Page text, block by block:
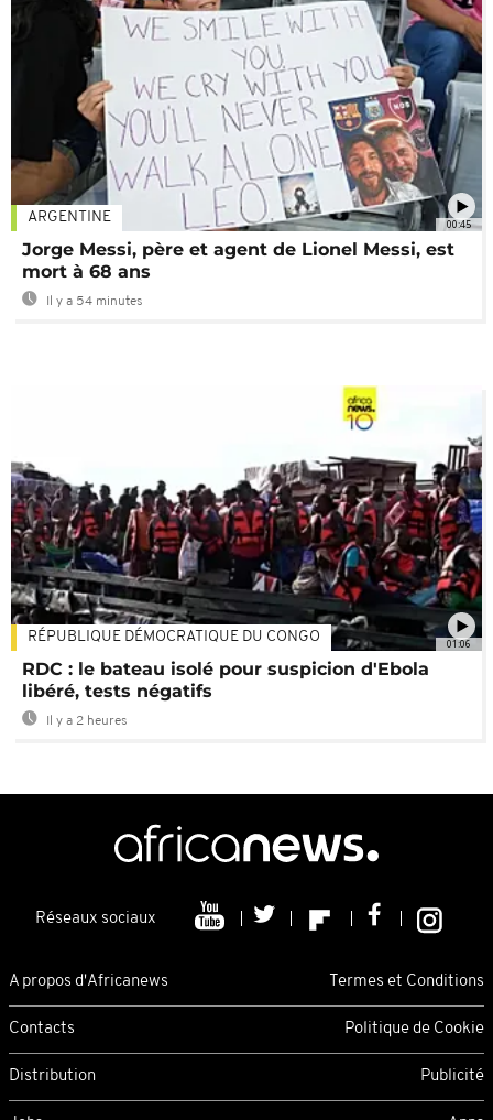
00:45
ARGENTINE
Jorge Messi, père et agent de Lionel Messi, est
mort à 68 ans
Il y a 54 minutes
01:06
RÉPUBLIQUE DÉMOCRATIQUE DU CONGO
RDC : le bateau isolé pour suspicion d'Ebola
libéré, tests négatifs
Il y a 2 heures
Réseaux sociaux
A propos d'Africanews Termes et Conditions
Contacts Politique de Cookie
Distribution Publicité